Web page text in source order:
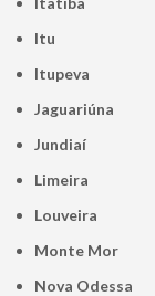
Itu
Itupeva
Jaguariúna
Jundiaí
Limeira
Louveira
Monte Mor
Nova Odessa